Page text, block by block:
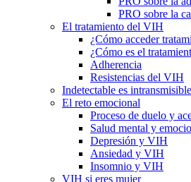
PRO sobre la
El tratamiento del VIH
¿Cómo acceder
¿Cómo es el
Adherencia
Resistencias del VIH
Indetectable es
El reto emocional
Proceso de duelo y
Salud mental y
Depresión y VIH
Ansiedad y VIH
Insomnio y VIH
VIH si eres mujer